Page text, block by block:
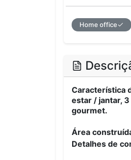
Home office
Característica
estar / jantar,
gourmet.
Área
Detalhes de